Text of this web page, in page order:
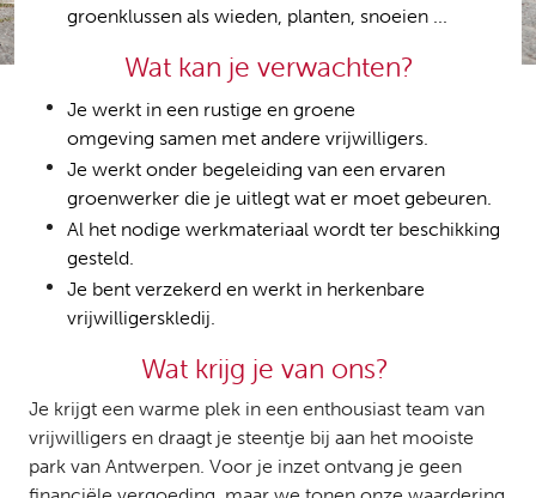
groenklussen als wieden, planten, snoeien ...
Wat kan je verwachten?
Je werkt in een rustige en groene
omgeving samen met andere vrijwilligers.
Je werkt onder begeleiding van een ervaren
groenwerker die je uitlegt wat er moet gebeuren.
Al het nodige werkmateriaal wordt ter beschikking
gesteld.
Je bent verzekerd en werkt in herkenbare
vrijwilligerskledij.
Wat krijg je van ons?
Je krijgt een warme plek in een enthousiast team van
vrijwilligers en draagt je steentje bij aan het mooiste
park van Antwerpen. Voor je inzet ontvang je geen